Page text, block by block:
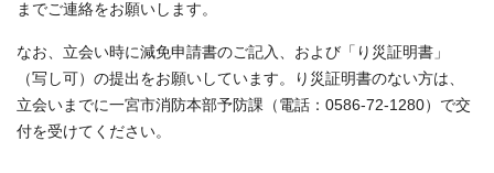
までご連絡をお願いします。
なお、立会い時に減免申請書のご記入、および「り災証明書」
（写し可）の提出をお願いしています。り災証明書のない方は、
立会いまでに一宮市消防本部予防課（電話：0586-72-1280）で交
付を受けてください。